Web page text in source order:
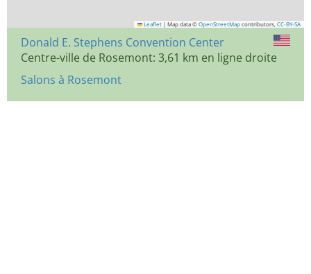
Leaflet | Map data © OpenStreetMap contributors, CC-BY-SA
Donald E. Stephens Convention Center
Centre-ville de Rosemont: 3,61 km en ligne droite
Salons à Rosemont